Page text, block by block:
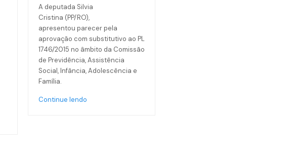
A deputada Silvia
Cristina (PP/RO),
apresentou parecer pela
aprovação com substitutivo ao PL
1746/2015 no âmbito da Comissão
de Previdência, Assistência
Social, Infância, Adolescência e
Família.
Continue lendo